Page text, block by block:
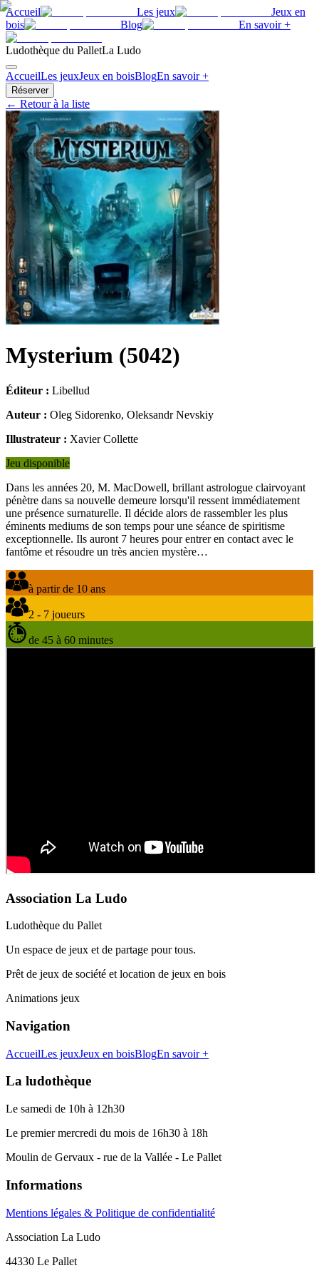
Accueil Les jeux
Jeux en
bois
Blog En savoir +
Ludothèque du PalletLa Ludo
AccueilLes jeuxJeux en boisBlogEn savoir +
Réserver
← Retour à la liste
Mysterium (5042)
Éditeur : Libellud
Auteur : Oleg Sidorenko, Oleksandr Nevskiy
Illustrateur : Xavier Collette
Jeu disponible
Dans les années 20, M. MacDowell, brillant astrologue clairvoyant
pénètre dans sa nouvelle demeure lorsqu'il ressent immédiatement
une présence surnaturelle. Il décide alors de rassembler les plus
éminents mediums de son temps pour une séance de spiritisme
exceptionnelle. Ils auront 7 heures pour entrer en contact avec le
fantôme et résoudre un très ancien mystère…
à partir de 10 ans
2 - 7 joueurs
de 45 à 60 minutes
Association La Ludo
Ludothèque du Pallet
Un espace de jeux et de partage pour tous.
Prêt de jeux de société et location de jeux en bois
Animations jeux
Navigation
AccueilLes jeuxJeux en boisBlogEn savoir +
La ludothèque
Le samedi de 10h à 12h30
Le premier mercredi du mois de 16h30 à 18h
Moulin de Gervaux - rue de la Vallée - Le Pallet
Informations
Mentions légales & Politique de confidentialité
Association La Ludo
44330 Le Pallet